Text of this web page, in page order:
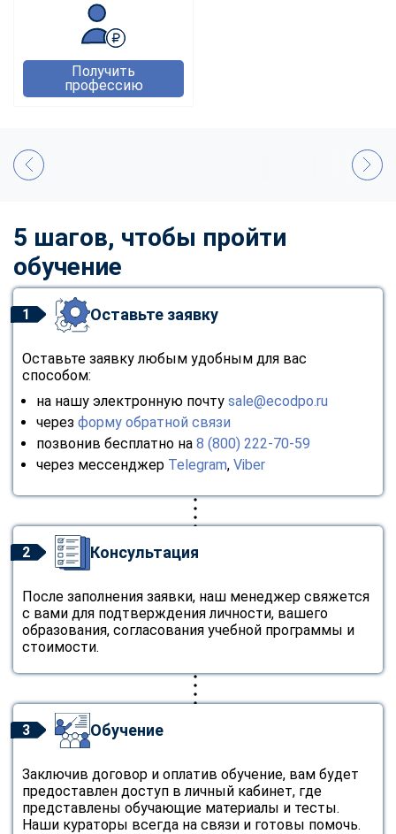
Получить
профессию
5 шагов, чтобы пройти
обучение
1 Оставьте заявку
Оставьте заявку любым удобным для вас
способом:
на нашу электронную почту sale@ecodpo.ru
через форму обратной связи
позвонив бесплатно на 8 (800) 222-70-59
через мессенджер Telegram, Viber
2 Консультация
После заполнения заявки, наш менеджер свяжется
с вами для подтверждения личности, вашего
образования, согласования учебной программы и
стоимости.
3 Обучение
Заключив договор и оплатив обучение, вам будет
предоставлен доступ в личный кабинет, где
представлены обучающие материалы и тесты.
Наши кураторы всегда на связи и готовы помочь.